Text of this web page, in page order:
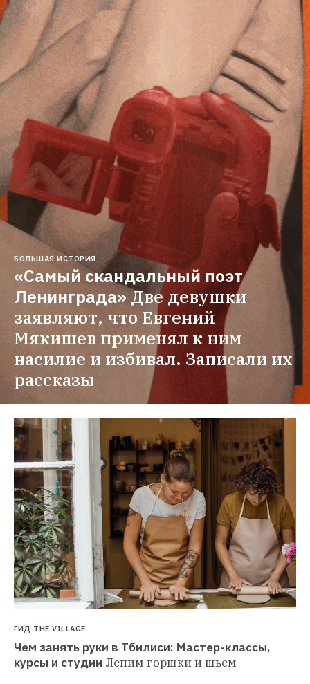
БОЛЬШАЯ ИСТОРИЯ
«Самый скандальный поэт
Ленинграда»Две девушки
заявляют, что Евгений
Мякишев применял к ним
насилие и избивал. Записали их
рассказы
ГИД THE VILLAGE
Чем занять руки в Тбилиси: Мастер-классы,
курсы и студии Лепим горшки и шьем